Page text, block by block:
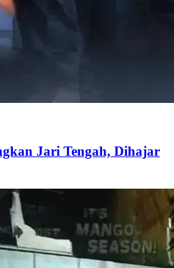
Jari Tengah, Dihajar